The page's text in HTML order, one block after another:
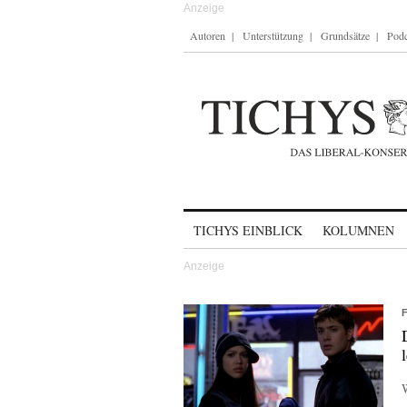
Autoren Unterstützung Grundsätze
TICHYS EINBLICK KOLUMNEN